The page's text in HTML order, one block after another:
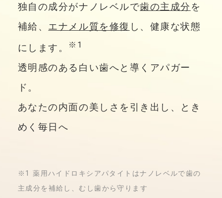
CAMPAIGN・ENQ
UETE
キャンペーン・アンケート・イベント
FOR DENTISTS
歯科医院様へ
ENGLISH JAPANESE
独自の成分がナノレベルで歯の主成分 を
補給、 エナメル質を修復 し、健康な状態
にします。
※1
透明感のある白い歯へと導くアパガー
ド。
あなたの内面の美しさを引き出し、とき
めく毎日へ
※1 薬用ハイドロキシアパタイトはナノレベルで歯の
主成分を補給し、むし歯から守ります